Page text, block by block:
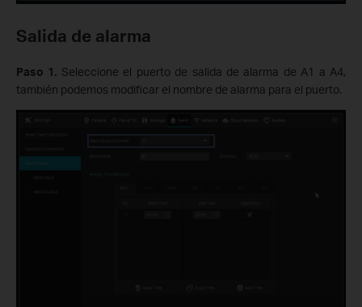
Salida de alarma
Paso 1. Seleccione el puerto de salida de alarma de A1 a A4,
también podemos modificar el nombre de alarma para el puerto.